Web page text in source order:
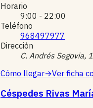
Horario
9:00 - 22:00
Teléfono
968497977
Dirección
C. Andrés Segovia,
Cómo llegar→Ver ficha
Céspedes Rivas